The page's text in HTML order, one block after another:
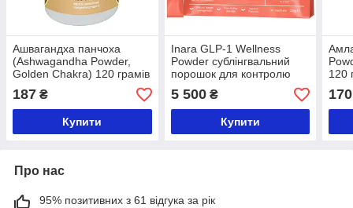
Ашвагандха панчоха
(Ashwagandha Powder,
Golden Chakra) 120 грамів
187 ₴
Купити
Inara GLP-1 Wellness
Powder сублінгвальний
порошок для контролю
апетиту (курс 30 днів)
5 500₴
Купити
120
170
Про нас
95% позитивних з 61 відгука за рік